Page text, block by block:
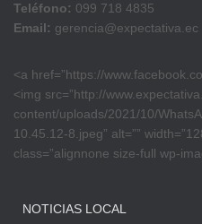
Teléfono: 099 718 4835
Email: gerencia@expectativa.ec
<a href=”https://
<img src=”http://
content/uploads/2021/10/
10.45.12-8.jpeg” alt=””
class=”alignnone size-full wp-
NOTICIAS LOCAL